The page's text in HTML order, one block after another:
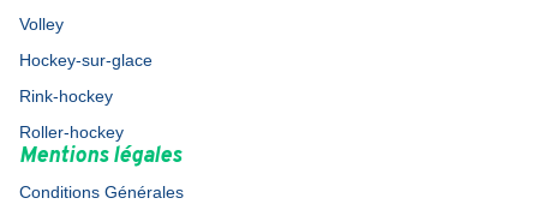
Volley
Hockey-sur-glace
Rink-hockey
Roller-hockey
Mentions légales
Conditions Générales